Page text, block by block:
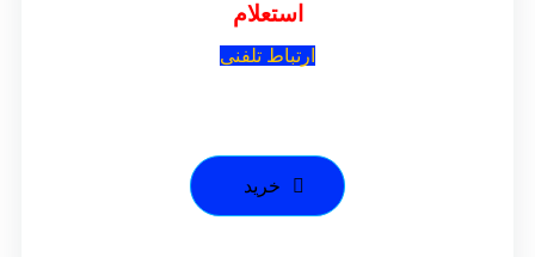
استعلام
ارتباط تلفنی
خرید